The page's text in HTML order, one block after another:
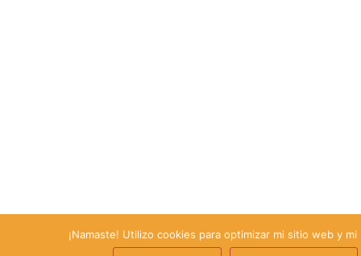
¡Namaste! Utilizo cookies para optimizar mi sitio web y mi